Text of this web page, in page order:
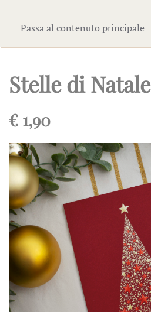
Passa al contenuto principale
Stelle di Natale
€ 1,90